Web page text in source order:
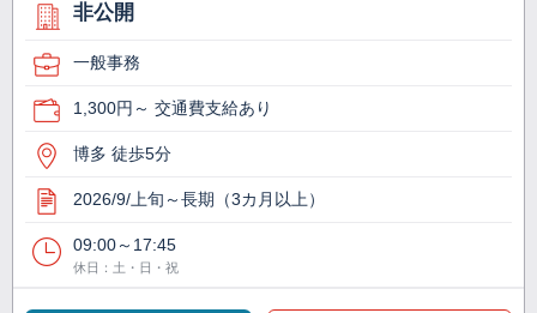
非公開
一般事務
1,300円～ 交通費支給あり
博多 徒歩5分
2026/9/上旬～長期（3カ月以上）
09:00～17:45
休日：土・日・祝